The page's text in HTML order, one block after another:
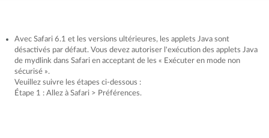
Avec Safari 6.1 et les versions ultérieures, les applets Java sont
désactivés par défaut. Vous devez autoriser l'exécution des applets Java
de mydlink dans Safari en acceptant de les « Exécuter en mode non
sécurisé ».
Veuillez suivre les étapes ci-dessous :
Étape 1 : Allez à Safari > Préférences.